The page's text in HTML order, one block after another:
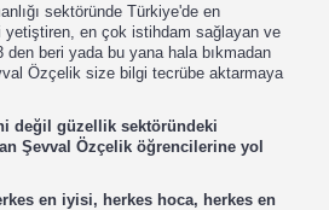
sektöründe Türkiye'de en
yetiştiren, en çok istihdam sağlayan ve
beri yada bu yana hala bıkmadan
Özçelik size bilgi tecrübe aktarmaya
değil güzellik sektöründeki
Şevval Özçelik öğrencilerine yol
en iyisi, herkes hoca, herkes en